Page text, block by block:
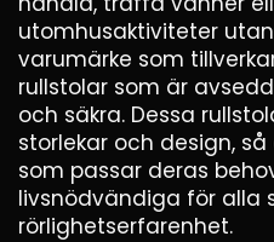
utomhusaktiviteter
varumärke som
rullstolar som är
och säkra. Dessa
storlekar och design,
som passar deras
livsnödvändiga för alla
rörlighetserfarenhet.